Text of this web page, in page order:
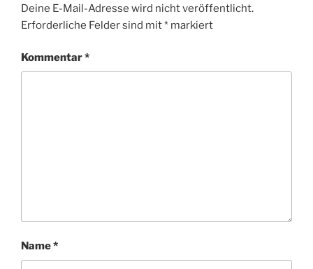
Deine E-Mail-Adresse wird nicht veröffentlicht.
Erforderliche Felder sind mit* markiert
Kommentar*
Name*